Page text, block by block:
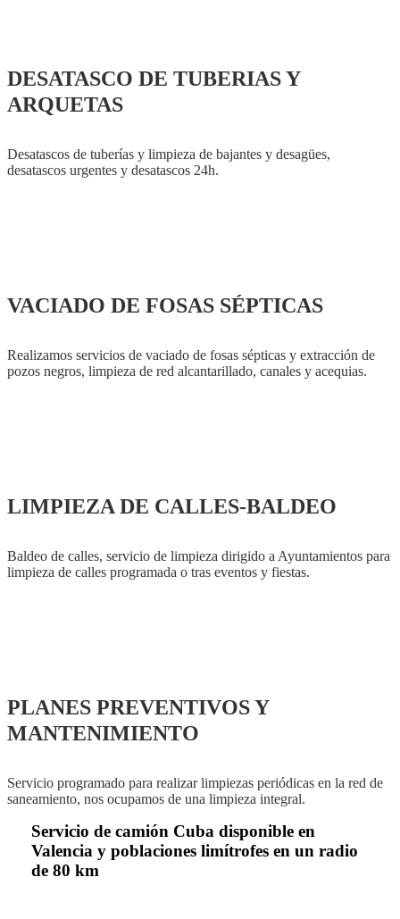
DESATASCO DE TUBERIAS Y
ARQUETAS
Desatascos de tuberías y limpieza de bajantes y desagües,
desatascos urgentes y desatascos 24h.
VACIADO DE FOSAS SÉPTICAS
Realizamos servicios de vaciado de fosas sépticas y extracción de
pozos negros, limpieza de red alcantarillado, canales y acequias.
LIMPIEZA DE CALLES-BALDEO
Baldeo de calles, servicio de limpieza dirigido a Ayuntamientos para
limpieza de calles programada o tras eventos y fiestas.
PLANES PREVENTIVOS Y
MANTENIMIENTO
Servicio programado para realizar limpiezas periódicas en la red de
saneamiento, nos ocupamos de una limpieza integral.
Servicio de camión Cuba disponible en
Valencia y poblaciones limítrofes en un radio
de 80 km